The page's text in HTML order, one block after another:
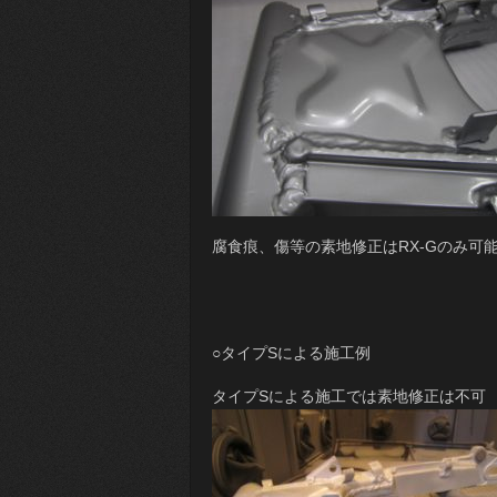
腐食痕、傷等の素地修正はRX-Gのみ可
○タイプSによる施工例
タイプSによる施工では素地修正は不可